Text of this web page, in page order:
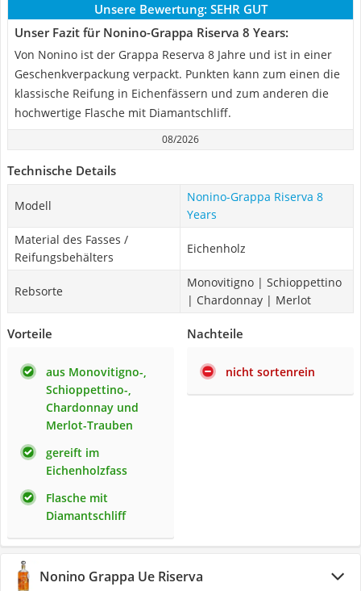
Unsere Bewertung: SEHR GUT
Unser Fazit für Nonino-Grappa Riserva 8 Years:
Von Nonino ist der Grappa Reserva 8 Jahre und ist in einer
Geschenkverpackung verpackt. Punkten kann zum einen die
klassische Reifung in Eichenfässern und zum anderen die
hochwertige Flasche mit Diamantschliff.
08/2026
Technische Details
Modell
Nonino-Grappa Riserva 8
Years
Material des Fasses /
Reifungsbehälters
Eichenholz
Rebsorte
Monovitigno | Schioppettino
| Chardonnay | Merlot
Vorteile
aus Monovitigno-,
Schioppettino-,
Chardonnay und
Merlot-Trauben
gereift im
Eichenholzfass
Flasche mit
Diamantschliff
Nachteile
nicht sortenrein
Nonino Grappa Ue Riserva